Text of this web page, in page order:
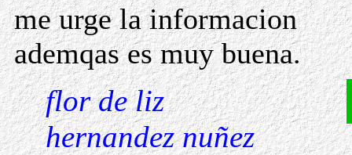
me urge la informacion
ademqas es muy buena.
flor de liz
hernandez nuñez